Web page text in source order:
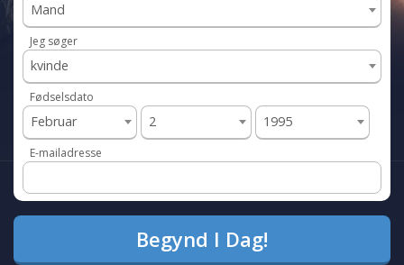
Mand
Jeg søger
kvinde
Fødselsdato
Februar 2 1995
E-mailadresse